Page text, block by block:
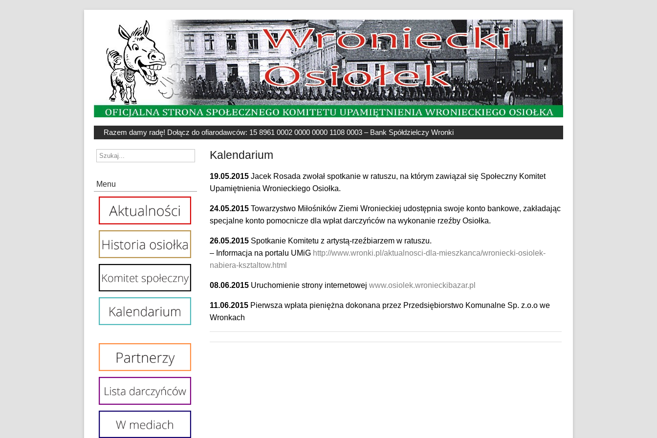
Razem damy radę! Dołącz do ofiarodawców: 15 8961 0002 0000 0000 1108 0003 – Bank Spółdzielczy Wronki
Menu
Kalendarium
19.05.2015 Jacek Rosada zwołał spotkanie w ratuszu, na którym zawiązał się Społeczny Komitet
Upamiętnienia Wronieckiego Osiołka.
24.05.2015 Towarzystwo Miłośników Ziemi Wronieckiej udostępnia swoje konto bankowe, zakładając
specjalne konto pomocnicze dla wpłat darczyńców na wykonanie rzeźby Osiołka.
26.05.2015 Spotkanie Komitetu z artystą-rzeźbiarzem w ratuszu.
– Informacja na portalu UMiG http://www.wronki.pl/aktualnosci-dla-mieszkanca/wroniecki-osiolek-
nabiera-ksztaltow.html
08.06.2015 Uruchomienie strony internetowejwww.osiolek.wronieckibazar.pl
11.06.2015 Pierwsza wpłata pieniężna dokonana przez Przedsiębiorstwo Komunalne Sp. z.o.o we
Wronkach